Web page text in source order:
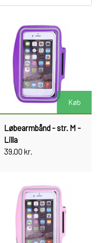
Køb
Løbearmbånd - str. M -
Lilla
39,00 kr.